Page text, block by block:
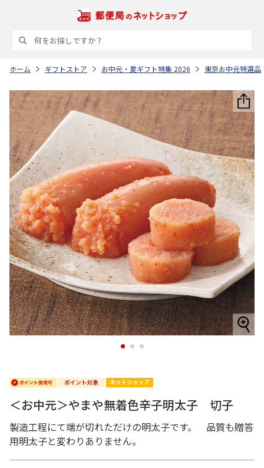
ホーム ギフトストア お中元・夏ギフト特集 2026 東京お中元特選品
1 2 3
＜お中元＞やまや無着色辛子明太子 切子
製造工程にて端が切れただけの明太子です。 品質も贈答
用明太子と変わりありません。